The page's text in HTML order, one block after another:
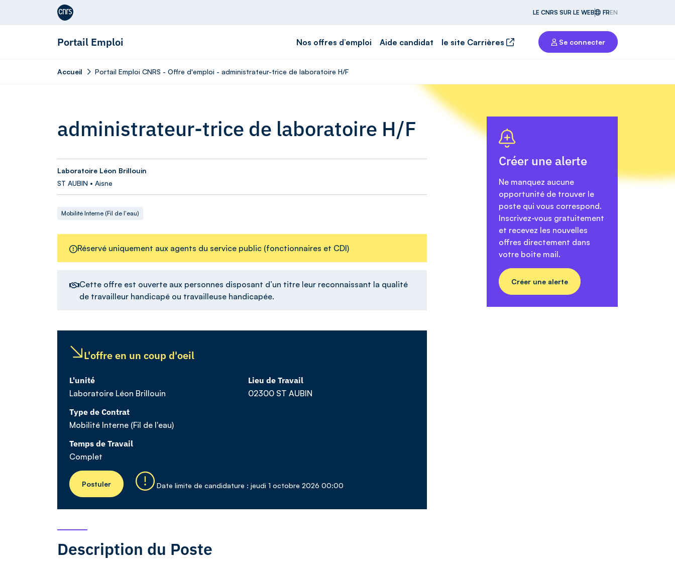
Aller au contenu
LE CNRS SUR LE WEB FREN
Portail Emploi Nos offres d’emploi Aide candidat le site Carrières Se connecter
Accueil Portail Emploi CNRS - Offre d'emploi - administrateur-trice de laboratoire H/F
administrateur-trice de laboratoire H/F
Laboratoire Léon Brillouin
ST AUBIN • Aisne
Mobilité Interne (Fil de l'eau)
Réservé uniquement aux agents du service public (fonctionnaires et CDI)
Cette offre est ouverte aux personnes disposant d’un titre leur reconnaissant la qualité
de travailleur handicapé ou travailleuse handicapée.
L'offre en un coup d'oeil
L'unité
Laboratoire Léon Brillouin
Type de Contrat
Mobilité Interne (Fil de l'eau)
Temps de Travail
Complet
Lieu de Travail
02300 ST AUBIN
Postuler Date limite de candidature : jeudi 1 octobre 2026 00:00
Description du Poste
Créer une alerte
Ne manquez aucune
opportunité de trouver le
poste qui vous correspond.
Inscrivez-vous gratuitement
et recevez les nouvelles
offres directement dans
votre boite mail.
Créer une alerte